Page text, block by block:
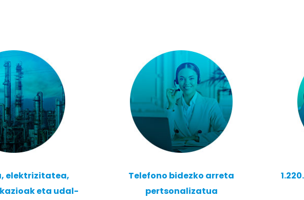
elektrizitatea,
eta udal-
Telefono bidezko arreta
pertsonalizatua